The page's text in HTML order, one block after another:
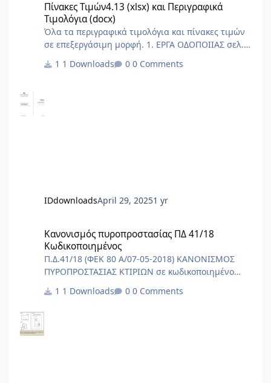
Πίνακες Τιμών4.13 (xlsx) και Περιγραφικά
Τιμολόγια (docx)
Όλα τα περιγραφικά τιμολόγια και πίνακες τιμών
σε επεξεργάσιμη μορφή. 1. ΕΡΓΑ ΟΔΟΠΟΙΙΑΣ σελ.
Έργων Οδοποιίας σελ. 1 - 184 1.2 Πίνακας Τιμών
1 Downloads 0 Comments
IDdownloadsApril 29, 20251 yr
Κανονισμός πυροπροστασίας ΠΔ 41/18
Κωδικοποιημένος
Π.Δ.41/18 (ΦΕΚ 80 Α/07-05-2018) ΚΑΝΟΝΙΣΜΟΣ
ΠΥΡΟΠΡΟΣΤΑΣΙΑΣ ΚΤΙΡΙΩΝ σε κωδικοποιημένο
1 Downloads 0 Comments